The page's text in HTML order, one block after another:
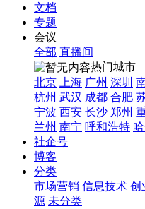
文档
专题
会议
全部 直播间
热门城市
北京
上海 广州 深圳
杭州 武汉 成都 合肥
宁波 西安 长沙 郑州
兰州 南宁 呼和浩特
社企号
博客
分类
市场营销 信息技术 创
源 未分类